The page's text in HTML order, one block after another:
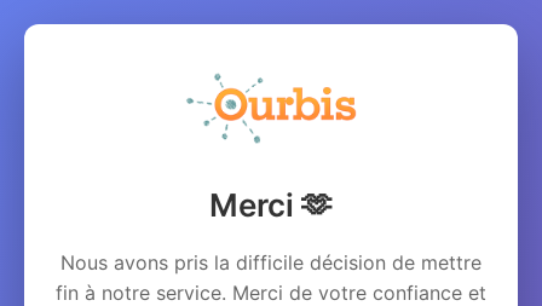
Merci 🫶
Nous avons pris la difficile décision de mettre
fin à notre service. Merci de votre confiance et